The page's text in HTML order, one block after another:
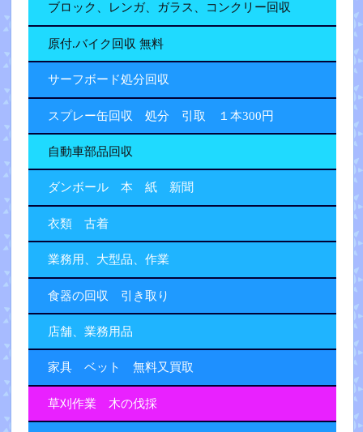
ブロック、レンガ、ガラス、コンクリー回収
原付.バイク回収 無料
サーフボード処分回収
スプレー缶回収 処分 引取 １本300円
自動車部品回収
ダンボール 本 紙 新聞
衣類 古着
業務用、大型品、作業
食器の回収 引き取り
店舗、業務用品
家具 ベット 無料又買取
草刈作業 木の伐採